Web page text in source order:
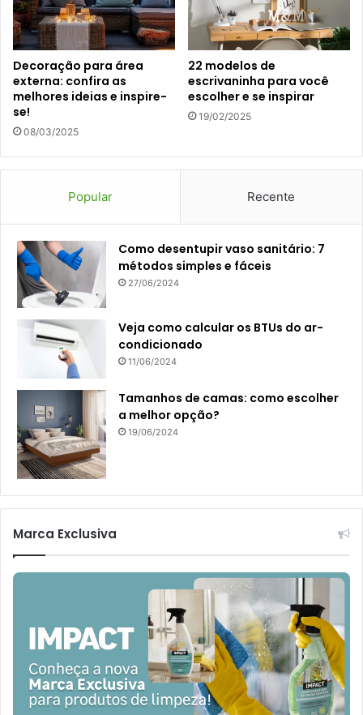
Decoração para área
externa: confira as
melhores ideias e inspire-
se!
08/03/2025
22 modelos de
escrivaninha para você
escolher e se inspirar
19/02/2025
Popular Recente
Como desentupir vaso sanitário: 7
métodos simples e fáceis
27/06/2024
Veja como calcular os BTUs do ar-
condicionado
11/06/2024
Tamanhos de camas: como escolher
a melhor opção?
19/06/2024
Marca Exclusiva